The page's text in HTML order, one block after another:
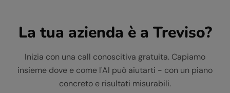
La tua azienda è a Treviso?
Inizia con una call conoscitiva gratuita. Capiamo
insieme dove e come l'AI può aiutarti - con un piano
concreto e risultati misurabili.